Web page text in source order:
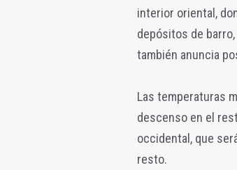
interior oriental,
depósitos de
también anuncia
Las temperaturas
descenso en el
occidental, que
resto.